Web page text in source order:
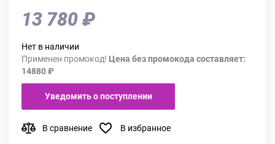
13 780 ₽
Нет в наличии
Применен промокод! Цена без промокода составляет:
14880 ₽
Уведомить о поступлении
В сравнение В избранное